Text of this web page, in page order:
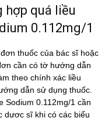
quá liều
0.112mg/1
thuốc của bác sĩ hoặc
cần có tờ hướng dẫn
theo chính xác liều
dẫn sử dụng thuốc.
Sodium 0.112mg/1 cần
dược sĩ khi có các biểu